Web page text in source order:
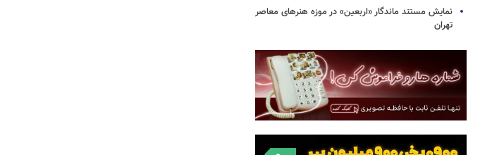
نمایش مستند ماندگار «اربعین» در موزه هنرهای معاصر
تهران